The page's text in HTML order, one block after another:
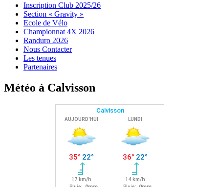
Menu
Widgets
Recherche
Aller
contenu
Inscription Club 2025/26
Section « Gravity »
Ecole de Vélo
Championnat 4X 2026
Randuro 2026
Nous Contacter
Les tenues
Partenaires
Météo à Calvisson